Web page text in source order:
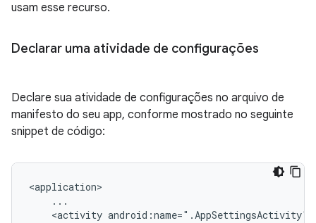
usam esse recurso.
Declarar uma atividade de configurações
Declare sua atividade de configurações no arquivo de
manifesto do seu app, conforme mostrado no seguinte
snippet de código:
<activity